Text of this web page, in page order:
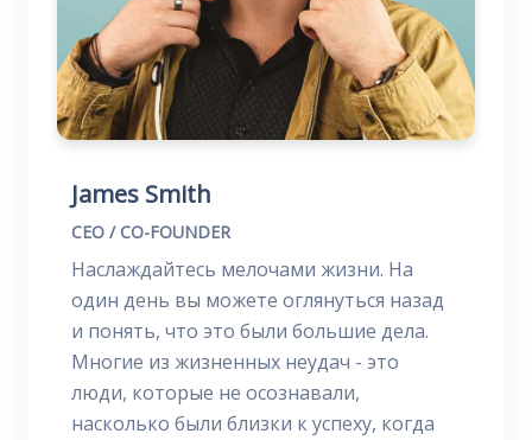
James Smith
CEO / CO-FOUNDER
Наслаждайтесь мелочами жизни. На
один день вы можете оглянуться назад
и понять, что это были большие дела.
Многие из жизненных неудач - это
люди, которые не осознавали,
насколько были близки к успеху, когда